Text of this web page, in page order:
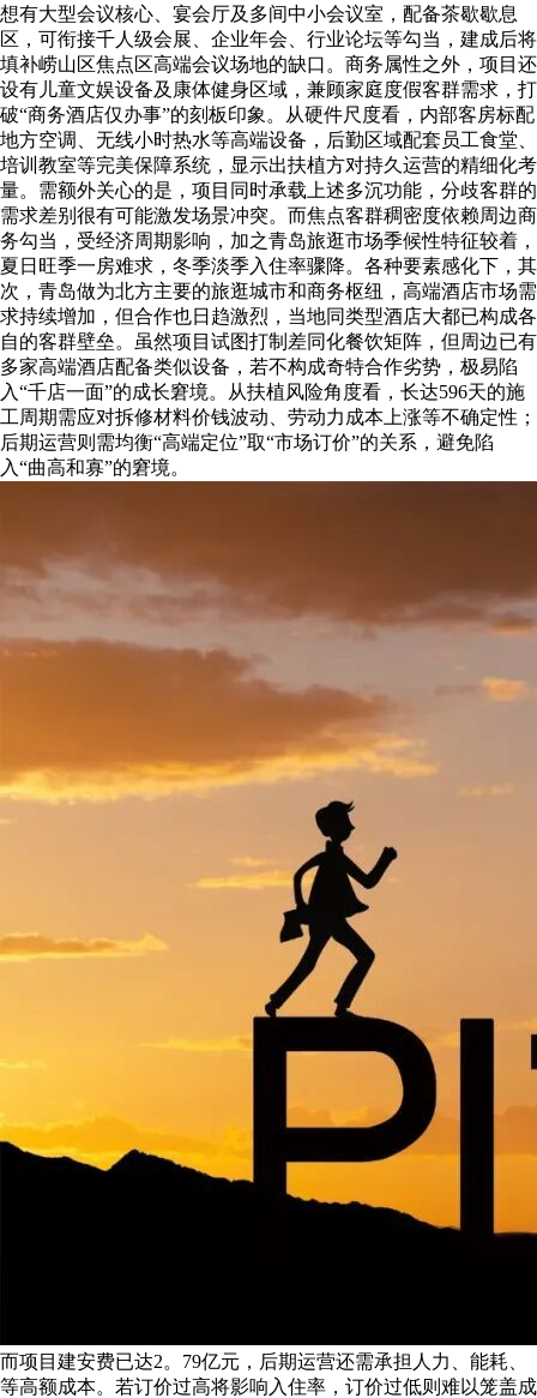
想有大型会议核心、宴会厅及多间中小会议室，配备茶歇歇息
区，可衔接千人级会展、企业年会、行业论坛等勾当，建成后将
填补崂山区焦点区高端会议场地的缺口。商务属性之外，项目还
设有儿童文娱设备及康体健身区域，兼顾家庭度假客群需求，打
破“商务酒店仅办事”的刻板印象。从硬件尺度看，内部客房标配
地方空调、无线小时热水等高端设备，后勤区域配套员工食堂、
培训教室等完美保障系统，显示出扶植方对持久运营的精细化考
量。需额外关心的是，项目同时承载上述多沉功能，分歧客群的
需求差别很有可能激发场景冲突。而焦点客群稠密度依赖周边商
务勾当，受经济周期影响，加之青岛旅逛市场季候性特征较着，
夏日旺季一房难求，冬季淡季入住率骤降。各种要素感化下，其
次，青岛做为北方主要的旅逛城市和商务枢纽，高端酒店市场需
求持续增加，但合作也日趋激烈，当地同类型酒店大都已构成各
自的客群壁垒。虽然项目试图打制差同化餐饮矩阵，但周边已有
多家高端酒店配备类似设备，若不构成奇特合作劣势，极易陷
入“千店一面”的成长窘境。从扶植风险角度看，长达596天的施
工周期需应对拆修材料价钱波动、劳动力成本上涨等不确定性；
后期运营则需均衡“高端定位”取“市场订价”的关系，避免陷
入“曲高和寡”的窘境。
而项目建安费已达2。79亿元，后期运营还需承担人力、能耗、
等高额成本。若订价过高将影响入住率，订价过低则难以笼盖成